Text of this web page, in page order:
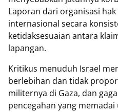
Laporan dari organisasi
internasional secara
ketidaksesuaian antara
lapangan.
Kritikus menuduh Israel
berlebihan dan tidak
militernya di Gaza, dan
pencegahan yang